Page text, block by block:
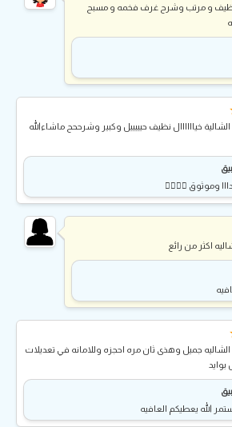
نظيف و مرتب وشرح غرف فخمه و مسبح
الشالية خياااااال نظيف حيييييل وكبير وشرححح ماشاءالله
وموثوق 👍🏻👍🏻
اكثر من رائع
الشاليه جميل وهذى ثان مره احجزه وللامانه في تعديلات
الله يعطيكم العافيه